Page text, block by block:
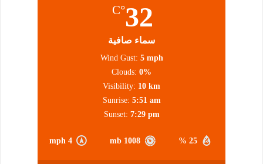
32
°C
سماء صافية
25 %
1008 mb
4 mph
Wind Gust: 5 mph
Clouds: 0%
Visibility: 10 km
Sunrise: 5:51 am
Sunset: 7:29 pm